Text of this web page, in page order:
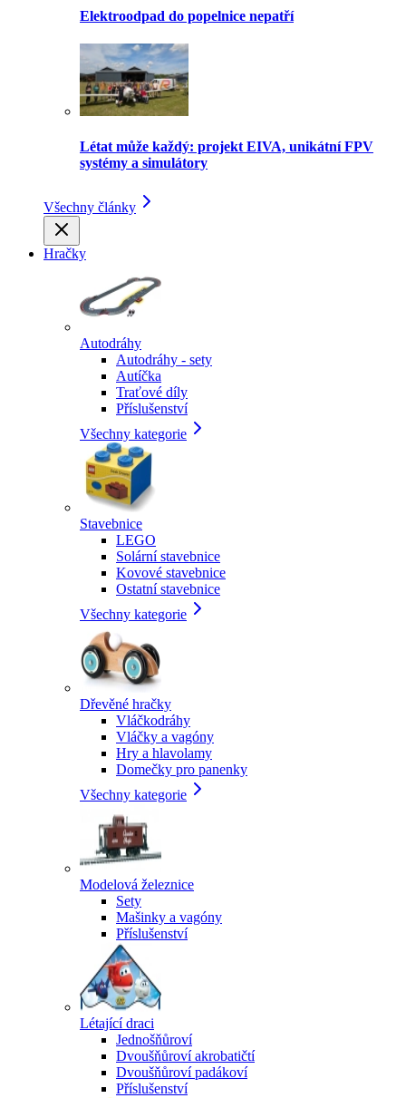
Elektroodpad do popelnice nepatří
Létat může každý: projekt EIVA, unikátní FPV
systémy a simulátory
Všechny články
Hračky
Autodráhy
Autodráhy - sety
Autíčka
Traťové díly
Příslušenství
Všechny kategorie
Stavebnice
LEGO
Solární stavebnice
Kovové stavebnice
Ostatní stavebnice
Všechny kategorie
Dřevěné hračky
Vláčkodráhy
Vláčky a vagóny
Hry a hlavolamy
Domečky pro panenky
Všechny kategorie
Modelová železnice
Sety
Mašinky a vagóny
Příslušenství
Létající draci
Jednošňůroví
Dvoušňůroví akrobatičtí
Dvoušňůroví padákoví
Příslušenství